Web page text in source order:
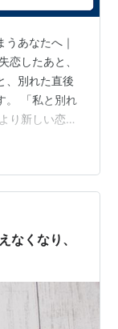
あなたへ｜
恋したあと、
、別れた直後
。 「私と別れ
り新しい恋人
う私のことな
け入れようと
話をきっかけ
こともある
を、「心が狭
なくなり、